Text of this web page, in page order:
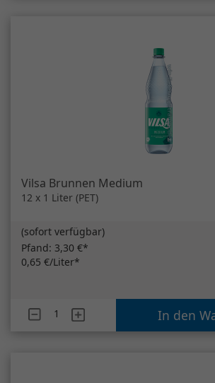
Vilsa Brunnen Medium
12 x 1 Liter (PET)
(sofort verfügbar)
Pfand: 3,30 €*
0,65 €/Liter*
Artikelanzahl Vilsa Brunnen
In den